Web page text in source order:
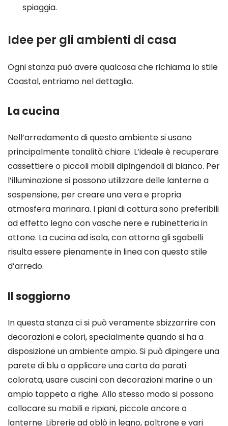
spiaggia.
Idee per gli ambienti di casa
Ogni stanza può avere qualcosa che richiama lo stile
Coastal, entriamo nel dettaglio.
La cucina
Nell’arredamento di questo ambiente si usano
principalmente tonalità chiare. L’ideale è recuperare
cassettiere o piccoli mobili dipingendoli di bianco. Per
l’illuminazione si possono utilizzare delle lanterne a
sospensione, per creare una vera e propria
atmosfera marinara. I piani di cottura sono preferibili
ad effetto legno con vasche nere e rubinetteria in
ottone. La cucina ad isola, con attorno gli sgabelli
risulta essere pienamente in linea con questo stile
d’arredo.
Il soggiorno
In questa stanza ci si può veramente sbizzarrire con
decorazioni e colori, specialmente quando si ha a
disposizione un ambiente ampio. Si può dipingere una
parete di blu o applicare una carta da parati
colorata, usare cuscini con decorazioni marine o un
ampio tappeto a righe. Allo stesso modo si possono
collocare su mobili e ripiani, piccole ancore o
lanterne. Librerie ad oblò in legno, poltrone e vari